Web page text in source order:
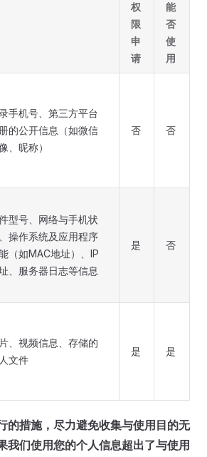
权
限
申
请
能
否
使
用
手机号、第三方平台
的公开信息（如微信
、昵称）
否 否
型号、网络与手机状
操作系统及应用程序
（如MAC地址）、IP
、服务器日志等信息
是 否
、视频信息、存储的
文件
是 是
的措施，尽力避免收集与使用目的无
我们使用您的个人信息超出了与使用